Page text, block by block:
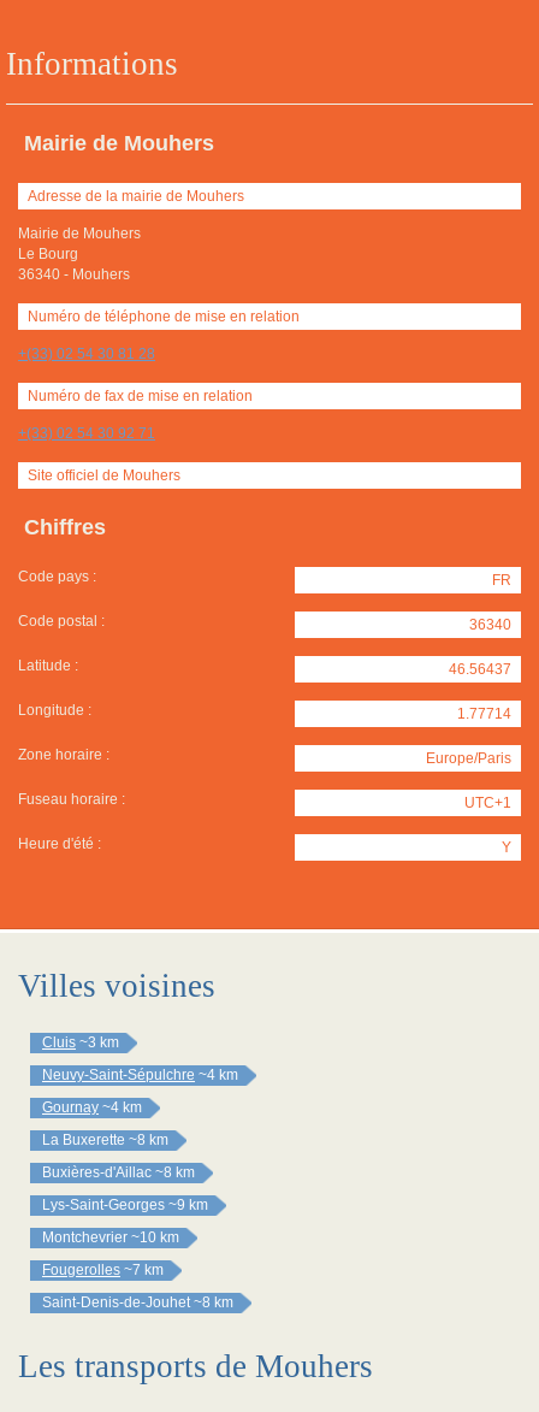
Informations
Mairie de Mouhers
Adresse de la mairie de Mouhers
Mairie de Mouhers
Le Bourg
36340 - Mouhers
Numéro de téléphone de mise en relation
+(33) 02 54 30 81 28
Numéro de fax de mise en relation
+(33) 02 54 30 92 71
Site officiel de Mouhers
Chiffres
Code pays : FR
Code postal : 36340
Latitude : 46.56437
Longitude : 1.77714
Zone horaire : Europe/Paris
Fuseau horaire : UTC+1
Heure d'été : Y
Villes voisines
Cluis ~3 km
Neuvy-Saint-Sépulchre ~4 km
Gournay ~4 km
La Buxerette ~8 km
Buxières-d'Aillac ~8 km
Lys-Saint-Georges ~9 km
Montchevrier ~10 km
Fougerolles ~7 km
Saint-Denis-de-Jouhet ~8 km
Les transports de Mouhers